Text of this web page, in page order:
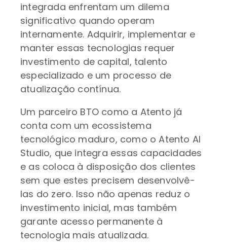
integrada enfrentam um dilema
significativo quando operam
internamente. Adquirir, implementar e
manter essas tecnologias requer
investimento de capital, talento
especializado e um processo de
atualização contínua.
Um parceiro BTO como a Atento já
conta com um ecossistema
tecnológico maduro, como o Atento AI
Studio, que integra essas capacidades
e as coloca à disposição dos clientes
sem que estes precisem desenvolvê-
las do zero. Isso não apenas reduz o
investimento inicial, mas também
garante acesso permanente à
tecnologia mais atualizada.